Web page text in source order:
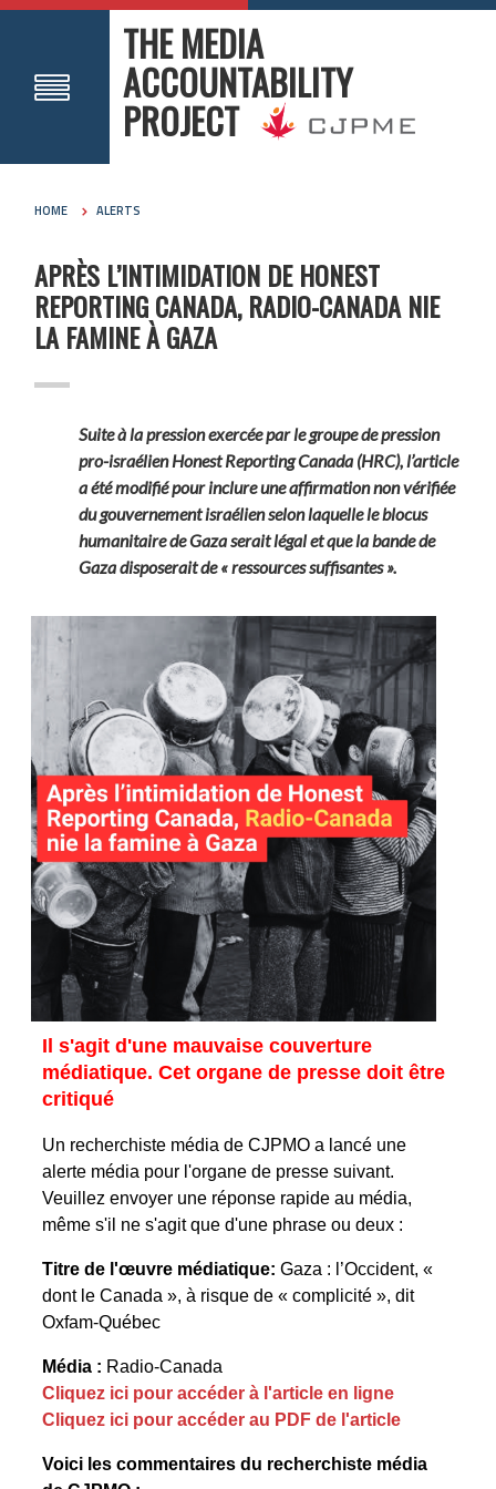
THE MEDIA
ACCOUNTABILITY
PROJECT
HOME ALERTS
APRÈS L’INTIMIDATION DE HONEST
REPORTING CANADA, RADIO-CANADA NIE
LA FAMINE À GAZA
Suite à la pression exercée par le groupe de pression
pro-israélien Honest Reporting Canada (HRC), l’article
a été modifié pour inclure une affirmation non vérifiée
du gouvernement israélien selon laquelle le blocus
humanitaire de Gaza serait légal et que la bande de
Gaza disposerait de « ressources suffisantes ».
Il s'agit d'une mauvaise couverture
médiatique. Cet organe de presse doit être
critiqué
Un recherchiste média de CJPMO a lancé une
alerte média pour l'organe de presse suivant.
Veuillez envoyer une réponse rapide au média,
même s'il ne s'agit que d'une phrase ou deux :
Titre de l'œuvre médiatique:Gaza : l’Occident, «
dont le Canada », à risque de « complicité », dit
Oxfam-Québec
Média : Radio-Canada
Cliquez ici pour accéder à l'article en ligne
Cliquez ici pour accéder au PDF de l'article
Voici les commentaires du recherchiste média